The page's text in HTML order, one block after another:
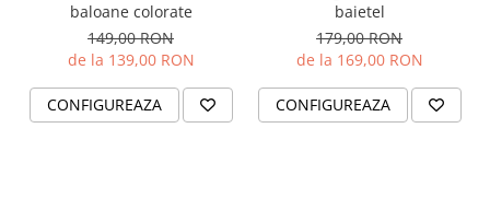
baloane colorate
149,00 RON
de la 139,00 RON
CONFIGUREAZA
baietel
179,00 RON
de la 169,00 RON
CONFIGUREAZA